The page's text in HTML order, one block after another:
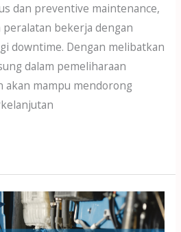
dan preventive maintenance,
bekerja dengan
downtime. Dengan melibatkan
dalam pemeliharaan
akan mampu mendorong